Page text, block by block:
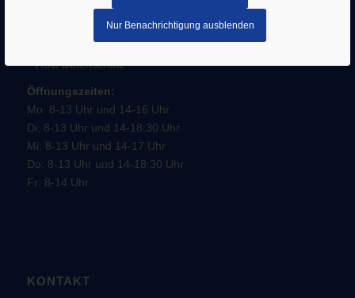
Nur Benachrichtigung ausblenden
–AGB Datenschutz
Öffnungszeiten:
Mo: 8-13 Uhr und 14-16 Uhr
Di: 8-13 Uhr und 14-18:30 Uhr
Mi: 8-13 Uhr und 14-17 Uhr
Do: 8-13 Uhr und 14-18:30 Uhr
Fr: 8-14 Uhr
KONTAKT